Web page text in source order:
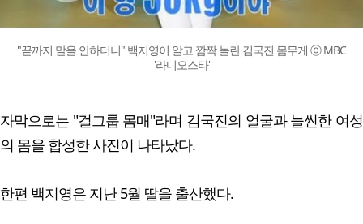
"끝까지 말을 안하더니" 백지영이 알고 깜짝 놀란 김국진 몸무게 ⓒ MBC
'라디오스타'
자막으로는 "걸그룹 몸매"라며 김국진의 얼굴과 늘씬한 여성
의 몸을 합성한 사진이 나타났다.
한편 백지영은 지난 5월 딸을 출산했다.